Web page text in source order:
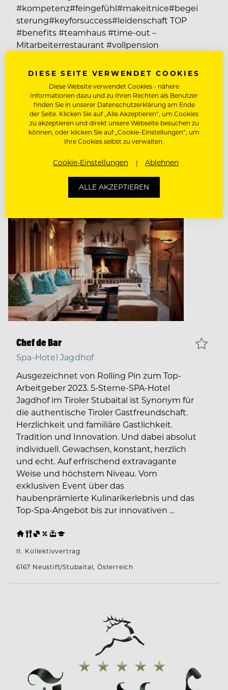
#kompetenz#feingefühl#makeitnice#begei
sterung#keyforsuccess#leidenschaft TOP
#benefits #teamhaus #time-out –
Mitarbeiterrestaurant #vollpension
#gesundheitsmanagement
#fitness #tennis #freischwimmbad #sauna
#wintersports – Saisonkarte #friends&family
rates #karriereleiter ...
lt. Kollektivvertrag
Chef de Bar
Spa-Hotel Jagdhof
Ausgezeichnet von Rolling Pin zum Top-
Arbeitgeber 2023. 5-Sterne-SPA-Hotel
Jagdhof im Tiroler Stubaital ist Synonym für
die authentische Tiroler Gastfreundschaft.
Herzlichkeit und familiäre Gastlichkeit.
Tradition und Innovation. Und dabei absolut
individuell. Gewachsen, konstant, herzlich
und echt. Auf erfrischend extravagante
Weise und höchstem Niveau. Vom
exklusiven Event über das
haubenprämierte Kulinarikerlebnis und das
Top-Spa-Angebot bis zur innovativen ...
lt. Kollektivvertrag
6167 Neustift/Stubaital, Österreich
DIESE SEITE VERWENDET COOKIES
Diese Website verwendet Cookies - nähere
Informationen dazu und zu Ihren Rechten als Benutzer
finden Sie in unserer Datenschutzerklärung am Ende
der Seite. Klicken Sie auf „Alle Akzeptieren“, um Cookies
zu akzeptieren und direkt unsere Webseite besuchen zu
können, oder klicken Sie auf „Cookie-Einstellungen“, um
Ihre Cookies selbst zu verwalten.
Cookie-Einstellungen Ablehnen
ALLE AKZEPTIEREN